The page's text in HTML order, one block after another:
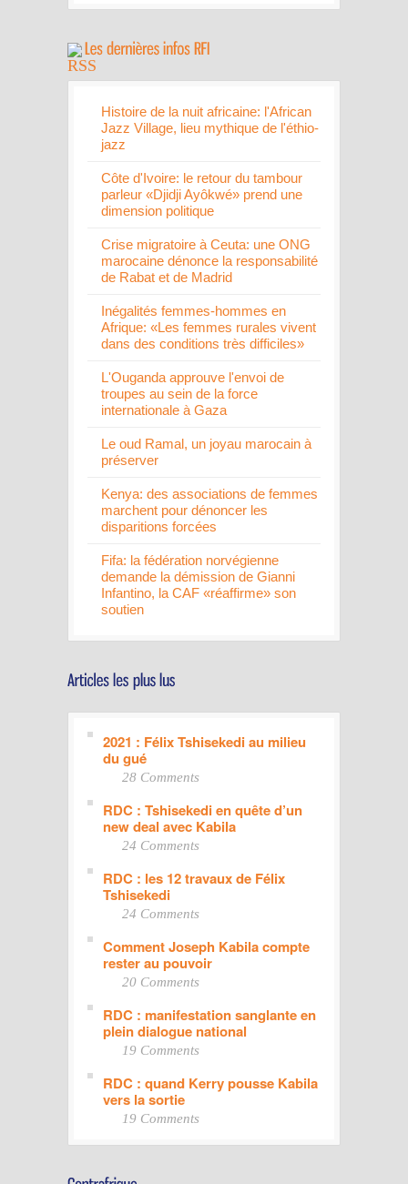
Histoire de la nuit africaine: l'African
Jazz Village, lieu mythique de l'éthio-
jazz
Côte d'Ivoire: le retour du tambour
parleur «Djidji Ayôkwé» prend une
dimension politique
Crise migratoire à Ceuta: une ONG
marocaine dénonce la responsabilité
de Rabat et de Madrid
Inégalités femmes-hommes en
Afrique: «Les femmes rurales vivent
dans des conditions très difficiles»
L'Ouganda approuve l'envoi de
troupes au sein de la force
internationale à Gaza
Le oud Ramal, un joyau marocain à
préserver
Kenya: des associations de femmes
marchent pour dénoncer les
disparitions forcées
Fifa: la fédération norvégienne
demande la démission de Gianni
Infantino, la CAF «réaffirme» son
soutien
2021 : Félix Tshisekedi au milieu
du gué
28 Comments
RDC : Tshisekedi en quête d’un
new deal avec Kabila
24 Comments
RDC : les 12 travaux de Félix
Tshisekedi
24 Comments
Comment Joseph Kabila compte
rester au pouvoir
20 Comments
RDC : manifestation sanglante en
plein dialogue national
19 Comments
RDC : quand Kerry pousse Kabila
vers la sortie
19 Comments